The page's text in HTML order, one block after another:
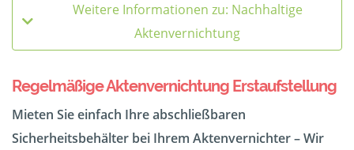
Weitere Informationen zu: Nachhaltige
Aktenvernichtung
Regelmäßige Aktenvernichtung Erstaufstellung
Mieten Sie einfach Ihre abschließbaren
Sicherheitsbehälter bei Ihrem Aktenvernichter – Wir